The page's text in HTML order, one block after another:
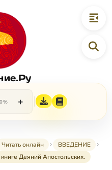
+
Читать онлайн
ВВЕДЕНИЕ
Деяний Апостольских.